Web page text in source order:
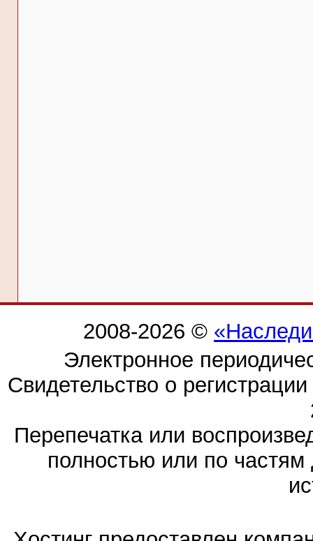
2008-2026 ©
Электронное
Свидетельство о
Перепечатка или
полностью или по частям